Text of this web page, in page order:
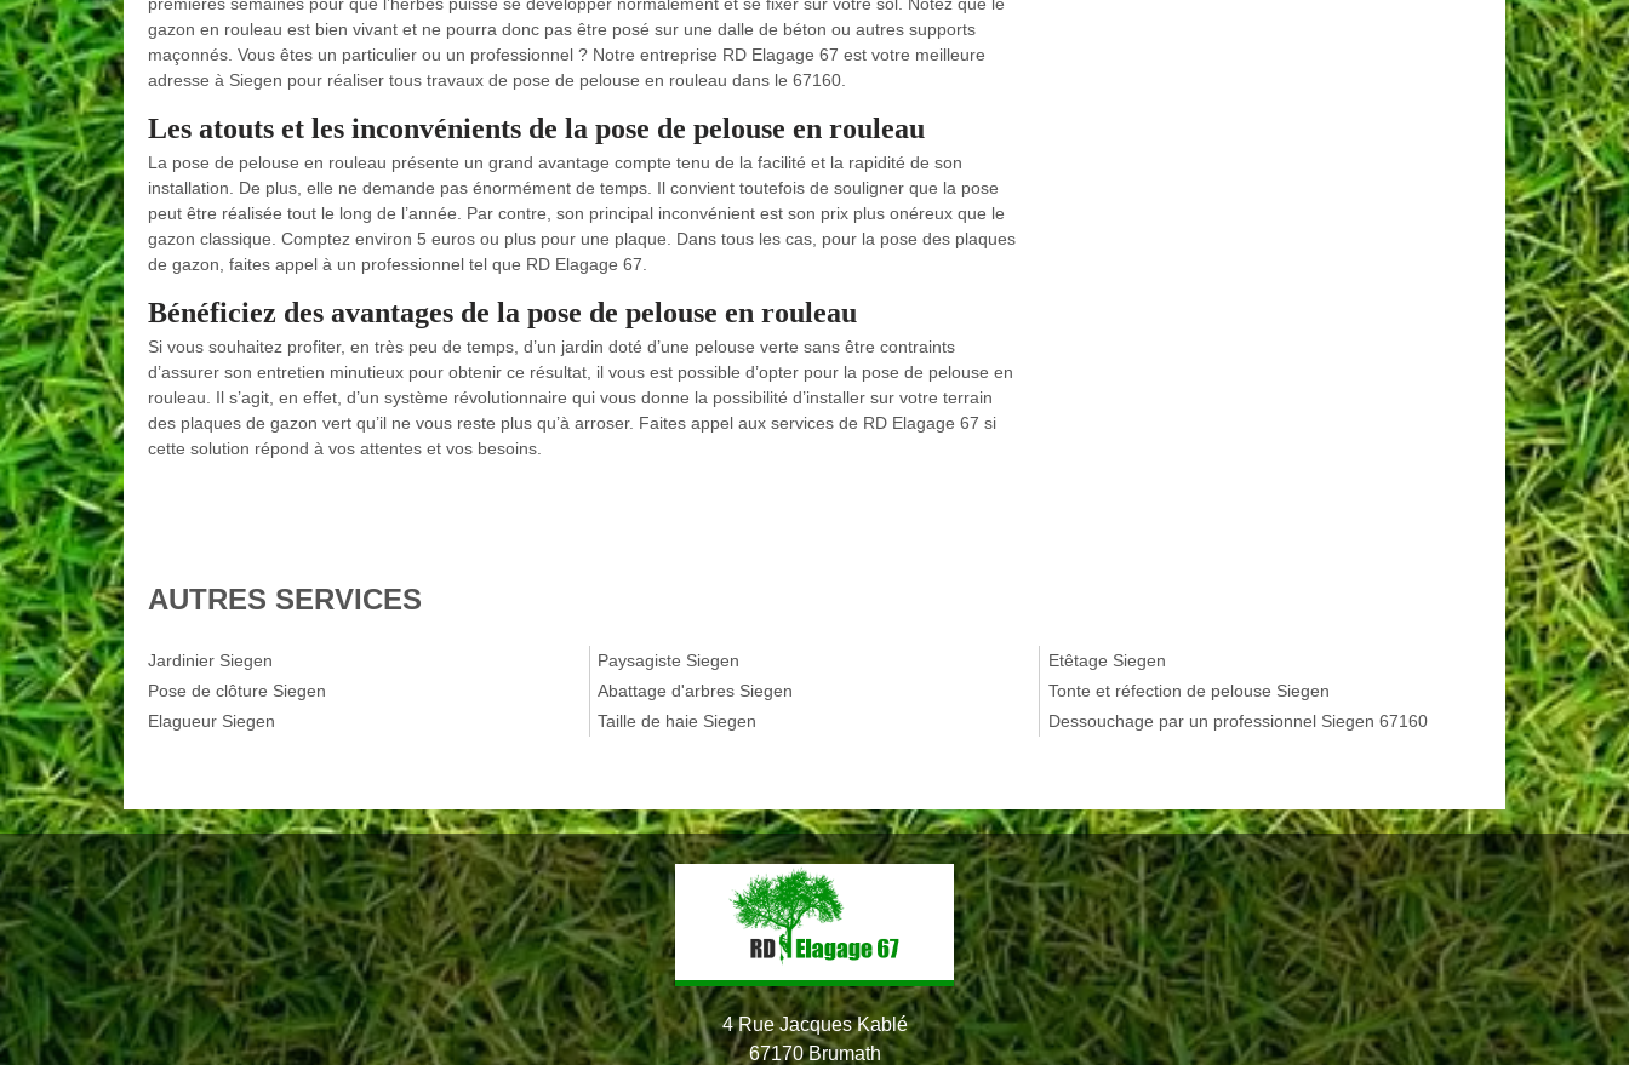
gazon en rouleau est bien vivant et ne pourra donc pas être posé sur une dalle de béton ou autres supports
maçonnés. Vous êtes un particulier ou un professionnel ? Notre entreprise RD Elagage 67 est votre meilleure
adresse à Siegen pour réaliser tous travaux de pose de pelouse en rouleau dans le 67160.
Les atouts et les inconvénients de la pose de pelouse en rouleau
La pose de pelouse en rouleau présente un grand avantage compte tenu de la facilité et la rapidité de son
installation. De plus, elle ne demande pas énormément de temps. Il convient toutefois de souligner que la pose
peut être réalisée tout le long de l’année. Par contre, son principal inconvénient est son prix plus onéreux que le
gazon classique. Comptez environ 5 euros ou plus pour une plaque. Dans tous les cas, pour la pose des plaques
de gazon, faites appel à un professionnel tel que RD Elagage 67.
Bénéficiez des avantages de la pose de pelouse en rouleau
Si vous souhaitez profiter, en très peu de temps, d’un jardin doté d’une pelouse verte sans être contraints
d’assurer son entretien minutieux pour obtenir ce résultat, il vous est possible d’opter pour la pose de pelouse en
rouleau. Il s’agit, en effet, d’un système révolutionnaire qui vous donne la possibilité d’installer sur votre terrain
des plaques de gazon vert qu’il ne vous reste plus qu’à arroser. Faites appel aux services de RD Elagage 67 si
cette solution répond à vos attentes et vos besoins.
AUTRES SERVICES
Jardinier Siegen
Pose de clôture Siegen
Elagueur Siegen
Paysagiste Siegen
Abattage d'arbres Siegen
Taille de haie Siegen
Etêtage Siegen
Tonte et réfection de pelouse Siegen
Dessouchage par un professionnel Siegen 67160
4 Rue Jacques Kablé
67170 Brumath